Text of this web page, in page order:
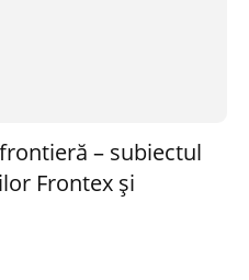
– subiectul
Frontex și